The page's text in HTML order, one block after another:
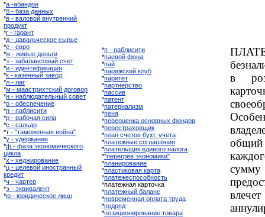
*а -абандон
*б - база данных
*в - валовой внутренний
продукт
*г - гарант
*д - давальческое сырье
*е - евро
*ж - живые деньги
*з - забалансовый счет
*и - идентификация
*к - казенный завод
*л - лаг
*м - маастрихтский договор
*н - наблюдательный совет
*о - обеспечение
*п - паблисити
*р - рабочая сила
*с - сальдо
*т - "таможенная война"
*у - удержание
*ф - фаза экономического
цикла
*х - хеджирование
*ц - целевой иностранный
кредит
*ч - чартер
*э - эквивалент
*ю - юридическое лицо
*п - паблисити
*паевой фонд
*пай
*парижский клуб
*паритет
*партнерство
*пассив
*патент
*патернализм
*пеня
*переоценка основных фондов
*перестраховщик
*план счетов бухг. учета
*платежные соглашения
*плательщик единого налога
*"перегрев экономики"
*планирование
*пластиковая карта
*платежеспособность
*платежная карточка
*платежный баланс
*повременная оплата труда
*подряд
*позиционирование товара
в
общий